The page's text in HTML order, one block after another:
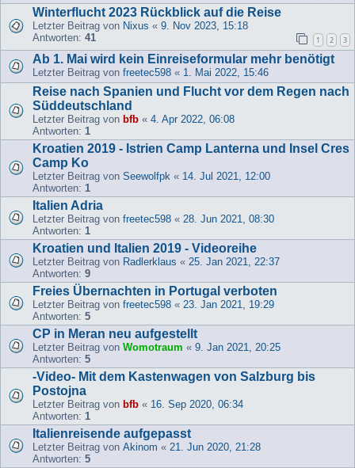
Winterflucht 2023 Rückblick auf die Reise
Letzter Beitrag von Nixus « 9. Nov 2023, 15:18
Antworten: 41 1 2 3
Ab 1. Mai wird kein Einreiseformular mehr benötigt
Letzter Beitrag von freetec598 « 1. Mai 2022, 15:46
Reise nach Spanien und Flucht vor dem Regen nach
Süddeutschland
Letzter Beitrag von bfb « 4. Apr 2022, 06:08
Antworten: 1
Kroatien 2019 - Istrien Camp Lanterna und Insel Cres
Camp Ko
Letzter Beitrag von Seewolfpk « 14. Jul 2021, 12:00
Antworten: 1
Italien Adria
Letzter Beitrag von freetec598 « 28. Jun 2021, 08:30
Antworten: 1
Kroatien und Italien 2019 - Videoreihe
Letzter Beitrag von Radlerklaus « 25. Jan 2021, 22:37
Antworten: 9
Freies Übernachten in Portugal verboten
Letzter Beitrag von freetec598 « 23. Jan 2021, 19:29
Antworten: 5
CP in Meran neu aufgestellt
Letzter Beitrag von Womotraum « 9. Jan 2021, 20:25
Antworten: 5
-Video- Mit dem Kastenwagen von Salzburg bis
Postojna
Letzter Beitrag von bfb « 16. Sep 2020, 06:34
Antworten: 1
Italienreisende aufgepasst
Letzter Beitrag von Akinom « 21. Jun 2020, 21:28
Antworten: 5